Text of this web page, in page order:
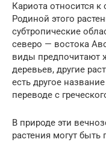
Кариота относится
Родиной этого
субтропические
северо — востока
виды предпочитают
деревьев, другие
есть другое
переводе с
В природе эти
растения могут